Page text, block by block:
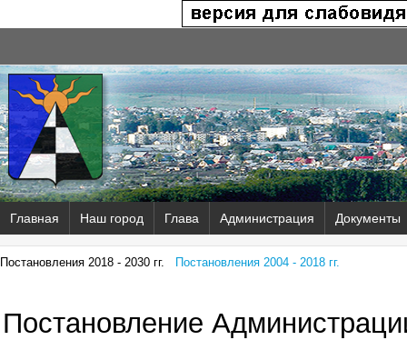
Главная Наш город Глава Администрация Документы
Постановления 2018 - 2030 гг. Постановления 2004 - 2018 гг.
Постановление